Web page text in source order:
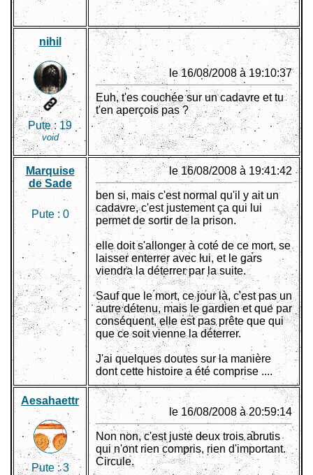
nihil
Pute : 19
void
le 16/08/2008 à 19:10:37
Euh, t'es couchée sur un cadavre et tu
t'en aperçois pas ?
Marquise
de Sade
Pute : 0
le 16/08/2008 à 19:41:42
ben si, mais c'est normal qu'il y ait un
cadavre, c'est justement ça qui lui
permet de sortir de la prison.
elle doit s'allonger à coté de ce mort, se
laisser enterrer avec lui, et le gars
viendra la déterrer par la suite.
Sauf que le mort, ce jour là, c'est pas un
autre détenu, mais le gardien et que par
conséquent, elle est pas prête que qui
que ce soit vienne la déterrer.
J'ai quelques doutes sur la manière
dont cette histoire a été comprise ....
Aesahaettr
Pute :3
le 16/08/2008 à 20:59:14
Non non, c'est juste deux trois abrutis
qui n'ont rien compris, rien d'important.
Circule.